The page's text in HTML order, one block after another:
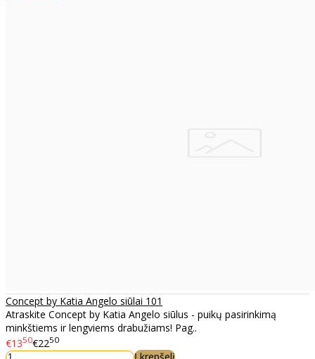
Concept by Katia Angelo siūlai 101
Atraskite Concept by Katia Angelo siūlus - puikų pasirinkimą
minkštiems ir lengviems drabužiams! Pag..
€1350€2250